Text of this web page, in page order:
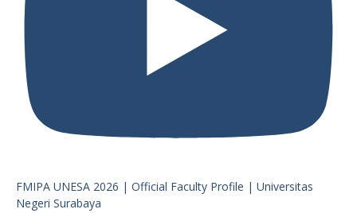
FMIPA UNESA 2026 | Official Faculty Profile | Universitas
Negeri Surabaya